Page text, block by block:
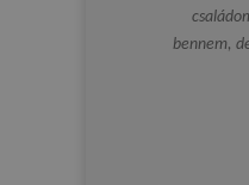
bennem,